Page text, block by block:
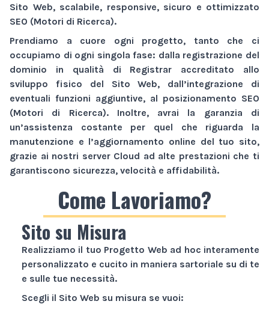
Sito Web, scalabile, responsive, sicuro e ottimizzato
SEO (Motori di Ricerca).
Prendiamo a cuore ogni progetto, tanto che ci
occupiamo di ogni singola fase: dalla registrazione del
dominio in qualità di Registrar accreditato allo
sviluppo fisico del Sito Web, dall’integrazione di
eventuali funzioni aggiuntive, al posizionamento SEO
(Motori di Ricerca). Inoltre, avrai la garanzia di
un’assistenza costante per quel che riguarda la
manutenzione e l’aggiornamento online del tuo sito,
grazie ai nostri server Cloud ad alte prestazioni che ti
garantiscono sicurezza, velocità e affidabilità.
Come Lavoriamo?
Sito su Misura
Realizziamo il tuo Progetto Web ad hoc interamente
personalizzato e cucito in maniera sartoriale su di te
e sulle tue necessità.
Scegli il Sito Web su misura se vuoi: